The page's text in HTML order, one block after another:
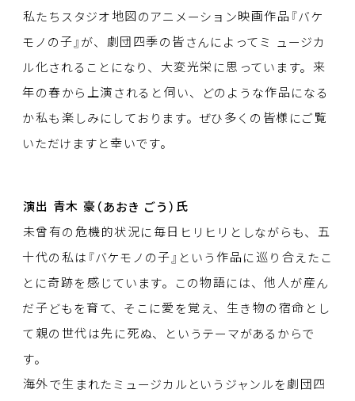
私たちスタジオ 地図 のアニメーション映画作品 『バケ
モノの子 』が、 劇団四季の 皆 さんによってミ
ュージカ
ル化されることになり、 大変光栄 に思 っています。 来
年の 春から 上演 されると 伺 い、どのような作品 になる
か私も 楽 しみにしております。ぜひ 多 くの 皆様 にご 覧
いただけますと 幸 いです。
演出 青木 豪 （あおき ごう） 氏
未曾有の 危機的状況に 毎日 ヒリヒリとしながらも、
五
十代の 私 は『バケモノの子 』という 作品 に 巡 り 合えたこ
とに奇跡を 感 じています。この物語には、 他人が産ん
だ子 どもを 育 て、そこに愛 を 覚 え、 生 き 物の 宿命 とし
て 親の 世代 は先 に死ぬ、というテーマがあるからで
す。
海外で生 まれたミュージカルというジャンルを 劇団四